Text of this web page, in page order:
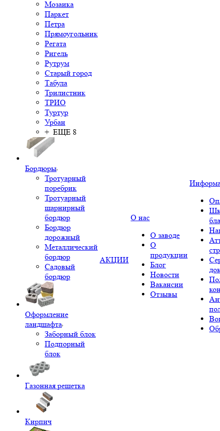
Мозаика
Паркет
Петра
Прямоугольник
Регата
Ригель
Рутрум
Старый город
Табула
Трилистник
ТРИО
Туртур
Урбан
+ ЕЩЕ 8
Бордюры
Тротуарный
поребрик
Тротуарный
шарнирный
бордюр
Бордюр
дорожный
Металлический
бордюр
Садовый
бордюр
Оформление
ландшафта
Заборный блок
Подпорный
блок
Газонная решетка
Кирпич
АКЦИИ
О нас
О заводе
О
продукции
Блог
Новости
Вакансии
Отзывы